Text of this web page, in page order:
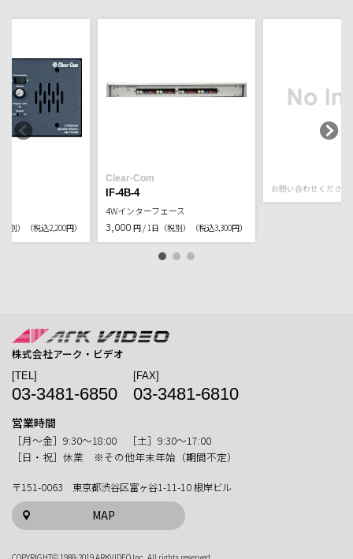
別） （税込2,200円）
Clear-Com
IF-4B-4
4Wインターフェース
3,000 円 / 1日（税別） （税込3,300円）
お問い合わせください
株式会社アーク・ビデオ
[TEL]
03-3481-6850
[FAX]
03-3481-6810
営業時間
［月〜金］9:30〜18:00 ［土］9:30〜17:00
［日・祝］休業 ※その他年末年始（期間不定）
〒151-0063 東京都渋谷区富ヶ谷1-11-10 根岸ビル
MAP